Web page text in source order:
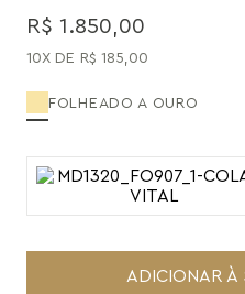
R$ 1 .850 00
10 R$ 185 00
FOLHEADO A OURO
ADICIONAR À